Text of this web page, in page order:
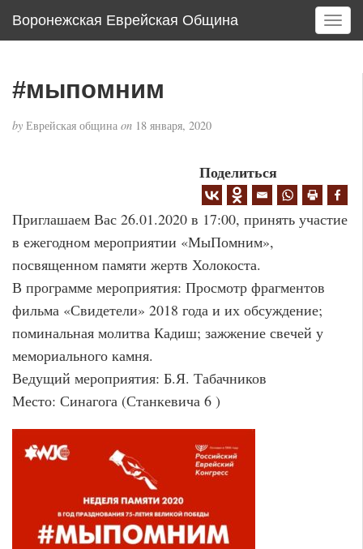
Воронежская Еврейская Община
T
o
i
g
a
#мыпомним
by Еврейская община on 18 января, 2020
Поделиться
Приглашаем Вас 26.01.2020 в 17:00, принять участие
в ежегодном мероприятии «МыПомним»,
посвященном памяти жертв Холокоста.
В программе мероприятия: Просмотр фрагментов
фильма «Свидетели» 2018 года и их обсуждение;
поминальная молитва Кадиш; зажжение свечей у
мемориального камня.
Ведущий мероприятия: Б.Я. Табачников
Место: Синагога (Станкевича 6 )